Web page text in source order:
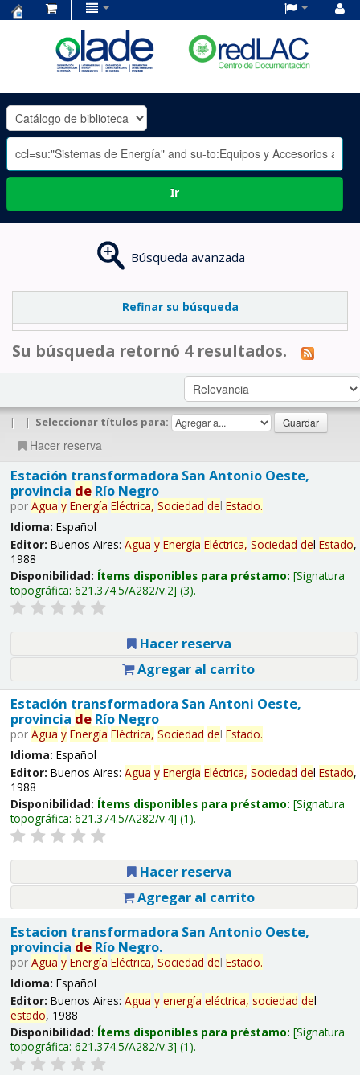
OLADE
-
Ir
Búsqueda avanzada
Refinar su búsqueda
Su búsqueda retornó 4 resultados.
| | Seleccionar títulos para:
Hacer reserva
Estación transformadora San Antonio Oeste,
provincia deRío Negro
por Agua y Energía Eléctrica, Sociedad del Estado.
Idioma: Español
Editor: Buenos Aires: Agua y Energía Eléctrica, Sociedad del Estado,
1988
Disponibilidad: Ítems disponibles para préstamo: Signatura
topográfica: 621.374.5/A282/v.2 (3).
Hacer reserva
Agregar al carrito
Estación transformadora San Antoni Oeste,
provincia deRío Negro
por Agua y Energía Eléctrica, Sociedad del Estado.
Idioma: Español
Editor: Buenos Aires: Agua y Energía Eléctrica, Sociedad del Estado,
1988
Disponibilidad: Ítems disponibles para préstamo: Signatura
topográfica: 621.374.5/A282/v.4 (1).
Hacer reserva
Agregar al carrito
Estacion transformadora San Antonio Oeste,
provincia deRío Negro.
por Agua y Energía Eléctrica, Sociedad del Estado.
Idioma: Español
Editor: Buenos Aires: Agua y energía eléctrica, sociedad del
estado, 1988
Disponibilidad: Ítems disponibles para préstamo: Signatura
topográfica: 621.374.5/A282/v.3 (1).